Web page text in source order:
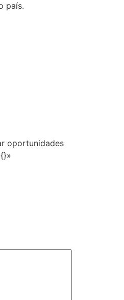
país.
oportunidades